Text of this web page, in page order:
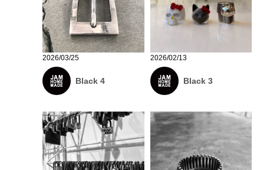
2026/03/25
Black 4
2026/02/13
Black 3